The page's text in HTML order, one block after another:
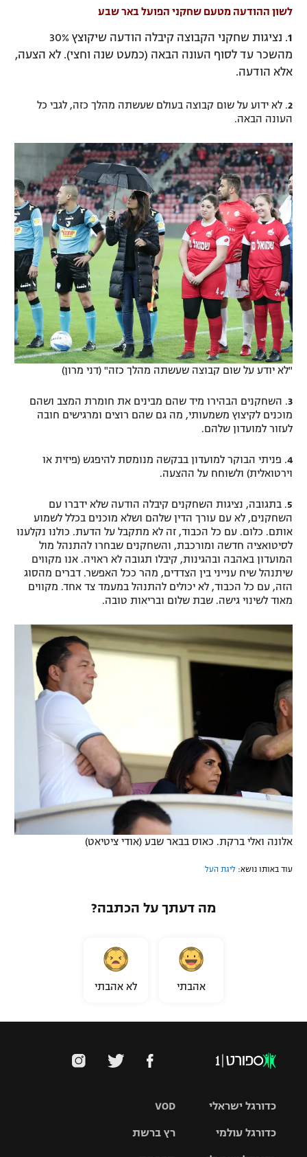
לוח דרושים – ג'ובנט
תגיות
המגזין
לשון ההודעה מטעם שחקני הפועל באר שבע
1
. נציגות שחקני הקבוצה קיבלה הודעה שיקוצץ 30%
מהשכר עד לסוף העונה הבאה (כמעט שנה וחצי). לא הצעה,
אלא הודעה.
2. לא ידוע על שום קבוצה בעולם שעשתה מהלך כזה, לגבי כל
העונה הבאה.
"לא יודע על שום קבוצה שעשתה מהלך כזה" (דני מרון)
3. השחקנים הבהירו מיד שהם מבינים את חומרת המצב ושהם
מוכנים לקיצוץ משמעותי, מה גם שהם רוצים ומרגישים חובה
לעזור למועדון שלהם.
4. פניתי הבוקר למועדון בבקשה מנומסת להיפגש (פיזית או
וירטואלית) ולשוחח על ההצעה.
5. בתגובה, נציגות השחקנים קיבלה הודעה שלא ידברו עם
השחקנים, לא עם עורך הדין שלהם ושלא מוכנים בכלל לשמוע
אותם. כלום. עם כל הכבוד, זה לא מתקבל על הדעת. כולנו נקלענו
לסיטואציה חדשה ומורכבת, והשחקנים שבחרו להתנהל מול
המועדון באהבה ובהגינות, קיבלו תגובה לא ראויה. אנו מקווים
שיתנהל שיח ענייני בין הצדדים, מהר ככל האפשר. דברים מהסוג
הזה, עם כל הכבוד, לא יכולים להתנהל במעמד צד אחד. מקווים
מאוד לשינוי גישה. שבת שלום ובריאות טובה.
אלונה ואלי ברקת. כאוס בבאר שבע (אודי ציטיאט)
עוד באותו נושא: ליגת העל
מה דעתך על הכתבה?
אהבתי לא אהבתי
VOD
רץ ברשת
כדורגל ישראלי
כדורגל עולמי